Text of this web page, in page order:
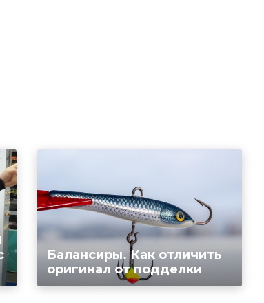
Балансиры. Как отличить
оригинал от подделки